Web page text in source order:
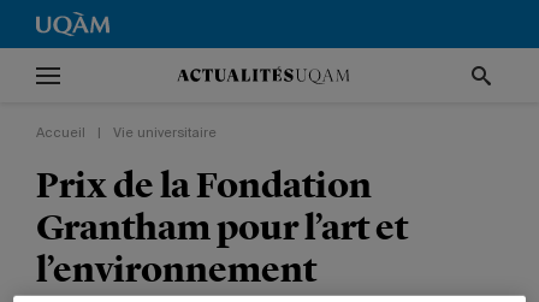
Accueil Vie universitaire
Prix de la Fondation
Grantham pour l’art et
l’environnement